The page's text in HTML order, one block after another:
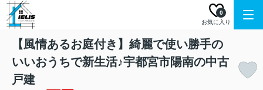
お気に入り
0
【風情あるお庭付き】綺麗で使い勝手の
いいおうちで新生活♪宇都宮市陽南の中古
戸建